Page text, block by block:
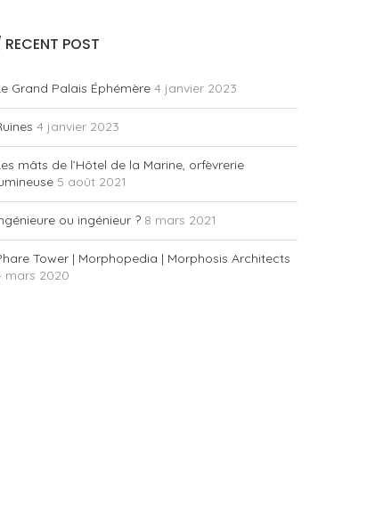
POST
Grand Palais Éphémère 4 janvier 2023
4 janvier 2023
mâts de l’Hôtel de la Marine, orfèvrerie
5 août 2021
ou ingénieur ? 8 mars 2021
Tower | Morphopedia | Morphosis Architects
mars 2020